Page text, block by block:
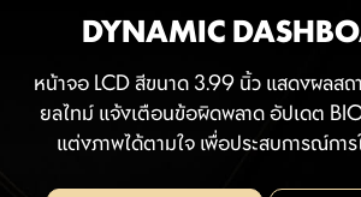
DYNAMIC
หน้าจอ LCD สีขนาด 3.99 นิ้ว แสดงผลสถ
ยลไทม์ แจ้งเตือนข้อผิดพลาด อัปเดต
แต่งภาพได้ตามใจ เพื่อประสบการณ์กา